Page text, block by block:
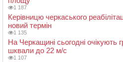
1 187
Керівницю черкаського
новий термін
1 135
На Черкащині сьогодні очікують
шквали до 22 м/с
1 107